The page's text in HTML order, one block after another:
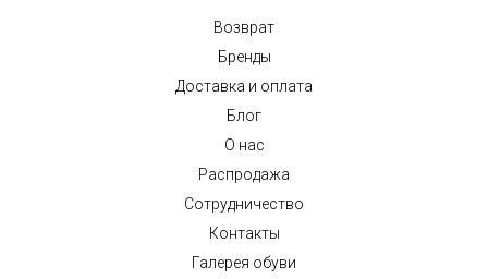
Возврат
Бренды
Доставка и оплата
Блог
О нас
Распродажа
Сотрудничество
Контакты
Галерея обуви